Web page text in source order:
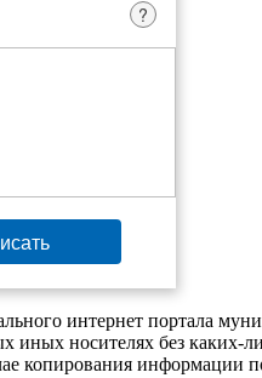
?
интернет портала
иных носителях без каких-
копирования информации